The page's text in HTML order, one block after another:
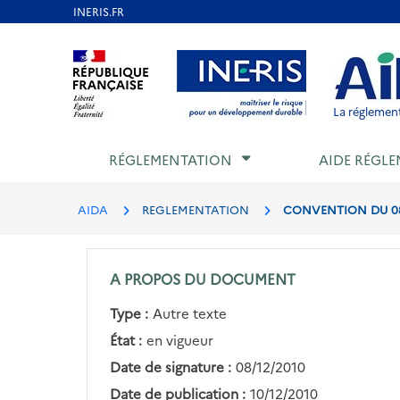
Aller au contenu Aller au menu Aller au
La
RÉGLEMENTATION AIDE
AIDA REGLEMENTATION CONVENTION DU
A PROPOS DU DOCUMENT
Type : Autre texte
État : en vigueur
Date de signature : 08/12/2010
Date de publication : 10/12/2010